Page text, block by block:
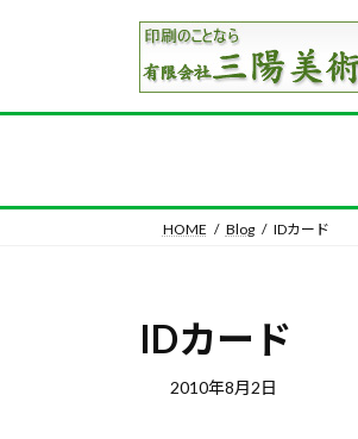
キ
に
HOME Blog IDカード
IDカード
2010年8月2日